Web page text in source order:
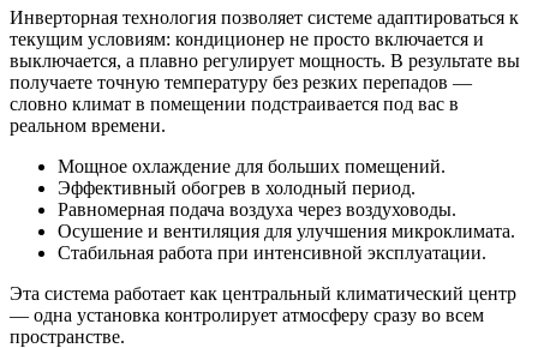
Инверторная технология позволяет системе адаптироваться к
текущим условиям: кондиционер не просто включается и
выключается, а плавно регулирует мощность. В результате вы
получаете точную температуру без резких перепадов —
словно климат в помещении подстраивается под вас в
реальном времени.
Мощное охлаждение для больших помещений.
Эффективный обогрев в холодный период.
Равномерная подача воздуха через воздуховоды.
Осушение и вентиляция для улучшения микроклимата.
Стабильная работа при интенсивной эксплуатации.
Эта система работает как центральный климатический центр
— одна установка контролирует атмосферу сразу во всем
пространстве.